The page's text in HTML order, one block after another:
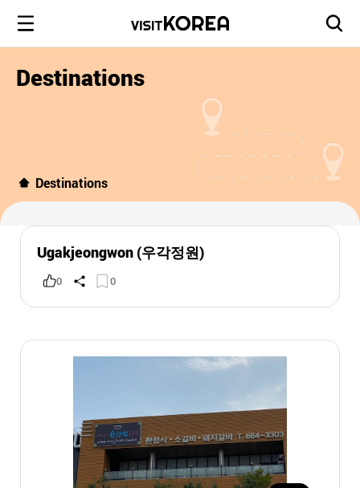
Destinations
Destinations
Ugakjeongwon (우각정원)
0 0